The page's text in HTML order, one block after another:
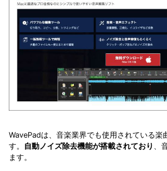
WavePadは、音楽業界でも使用されている楽
す。 自動ノイズ除去機能が搭載されており 、
ます。